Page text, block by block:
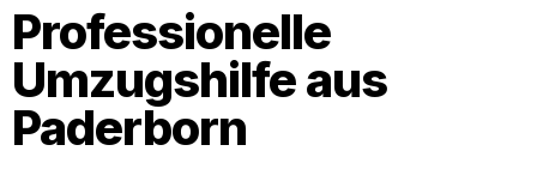
Professionelle
Umzugshilfe aus
Paderborn